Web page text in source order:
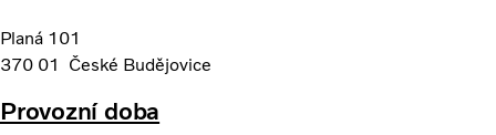
Planá 101
370 01 České Budějovice
Provozní doba